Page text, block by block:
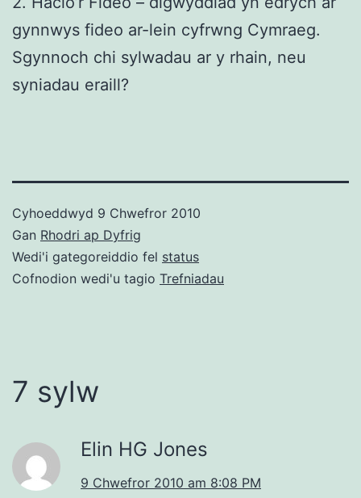
gynnwys fideo ar-lein cyfrwng Cymraeg.
Sgynnoch chi sylwadau ar y rhain, neu
syniadau eraill?
Cyhoeddwyd 9 Chwefror 2010
Gan Rhodri ap Dyfrig
Wedi'i gategoreiddio fel status
Cofnodion wedi'u tagio Trefniadau
7 sylw
Elin HG Jones
9 Chwefror 2010 am 8:08 PM